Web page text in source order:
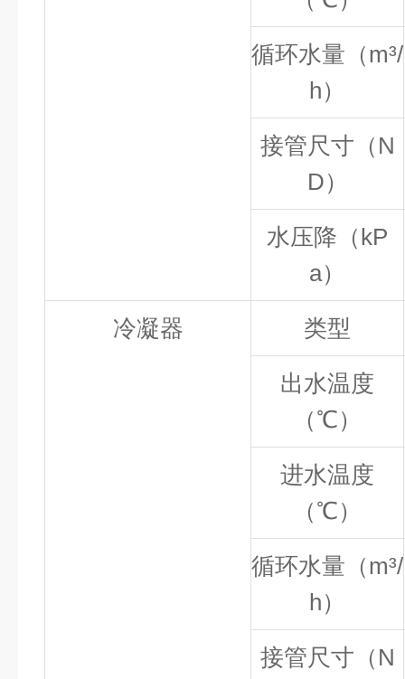
循环水量（m³/
h）
接管尺寸（N
D）
水压降（kP
a）
冷凝器 类型
出水温度
（℃）
进水温度
（℃）
循环水量（m³/
h）
接管尺寸（N